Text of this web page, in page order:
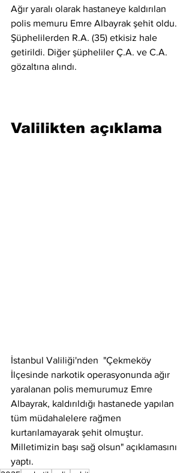
Ağır yaralı olarak hastaneye kaldırılan
polis memuru Emre Albayrak şehit oldu.
Şüphelilerden R.A. (35) etkisiz hale
getirildi. Diğer şüpheliler Ç.A. ve C.A.
gözaltına alındı.
Valilikten açıklama
İstanbul Valiliği'nden  "Çekmeköy
İlçesinde narkotik operasyonunda ağır
yaralanan polis memurumuz Emre
Albayrak, kaldırıldığı hastanede yapılan
tüm müdahalelere rağmen
kurtarılamayarak şehit olmuştur.
Milletimizin başı sağ olsun" açıklamasını
yaptı.